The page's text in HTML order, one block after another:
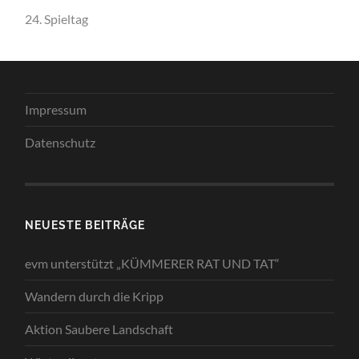
24. Spieltag
Impressum
Datenschutz
NEUESTE BEITRÄGE
evm unterstützt „KÜMMERER RAT UND TAT“
Wandern durch die Kripp
Aktion Saubere Landschaft